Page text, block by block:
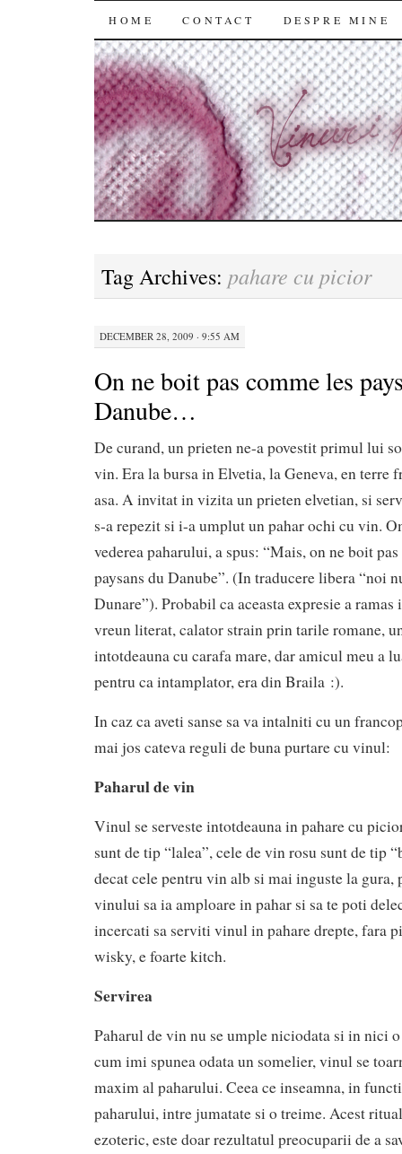
SKIP
TO
CONTENT
HOME CONTACT DESPRE MINE
Tag Archives: pahare cu picior
DECEMBER 28, 2009 · 9:55 AM
On ne boit pas comme les
Danube…
De curand, un prieten ne-a povestit primul lui
vin. Era la bursa in Elvetia, la Geneva, en terre
asa. A invitat in vizita un prieten elvetian, si
s-a repezit si i-a umplut un pahar ochi cu vin.
vederea paharului, a spus: “Mais, on ne boit
paysans du Danube”. (In traducere libera “noi
Dunare”). Probabil ca aceasta expresie a
vreun literat, calator strain prin tarile romane,
intotdeauna cu carafa mare, dar amicul meu a
pentru ca intamplator, era din Braila :).
In caz ca aveti sanse sa va intalniti cu un
mai jos cateva reguli de buna purtare cu vinul:
Paharul de vin
Vinul se serveste intotdeauna in pahare cu
sunt de tip “lalea”, cele de vin rosu sunt de tip
decat cele pentru vin alb si mai inguste la gura,
vinului sa ia amploare in pahar si sa te poti
incercati sa serviti vinul in pahare drepte, fara
wisky, e foarte kitch.
Servirea
Paharul de vin nu se umple niciodata si in nici
cum imi spunea odata un somelier, vinul se
maxim al paharului. Ceea ce inseamna, in
paharului, intre jumatate si o treime. Acest
ezoteric, este doar rezultatul preocuparii de a